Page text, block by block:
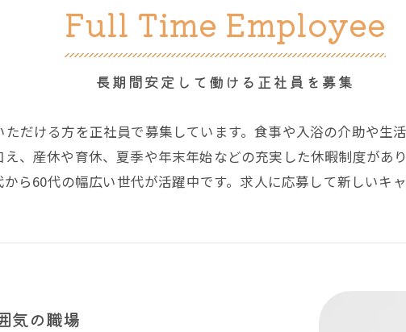
長期間安定して働ける正社員を募集
Full Time Employee
だける方を正社員で募集しています。食事や入浴の介助や生
、産休や育休、夏季や年末年始などの充実した休暇制度があ
ら60代の幅広い世代が活躍中です。求人に応募して新しいキ
気の職場